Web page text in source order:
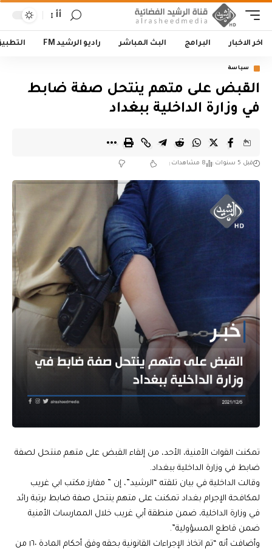
أأ
اخر الاخبار البرامج البث المباشر راديو الرشيد FM
سياسة
القبض على متهم ينتحل صفة ضابط
في وزارة الداخلية ببغداد
قبل 5 سنوات 8 مشاهدات
تمكنت القوات الأمنية، الأحد، من إلقاء القبض على متهم منتحل لصفة
ضابط في وزارة الداخلية ببغداد.
وقالت الداخلية في بيان تلقته “الرشيد”، إن ” مفارز مكتب ابي غريب
لمكافحة الإجرام بغداد تمكنت على متهم ينتحل صفة ضابط برتبة رائد
في وزارة الداخلية، ضمن منطقة أبي غريب خلال الممارسات الأمنية
ضمن قاطع المسؤولية”.
وأضافت أنه “تم اتخاذ الإجراءات القانونية بحقه وفق أحكام المادة ١٦٠ من